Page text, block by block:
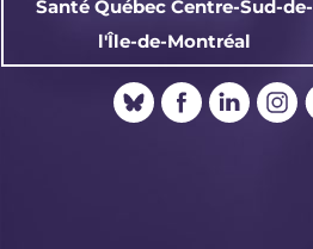
Santé Québec Centre-Sud-de-
l'Île-de-Montréal